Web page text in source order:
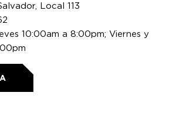
Local 113
10:00am a 8:00pm; Viernes y